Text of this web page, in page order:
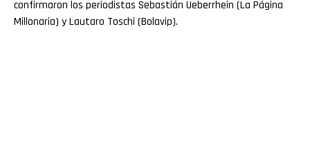
confirmaron los periodistas Sebastián Ueberrhein (La Página
Millonaria) y Lautaro Toschi (Bolavip).